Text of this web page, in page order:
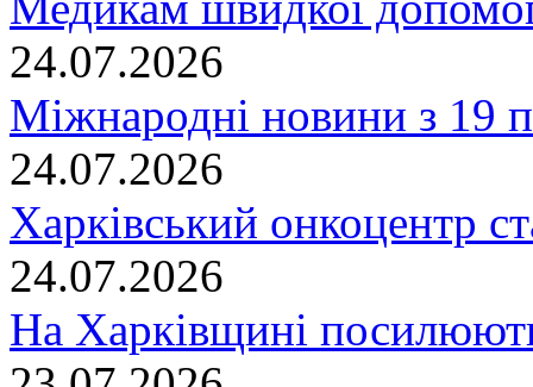
24.07.2026
Міжнародні новини з 19
24.07.2026
Харківський онкоцентр
24.07.2026
На Харківщині